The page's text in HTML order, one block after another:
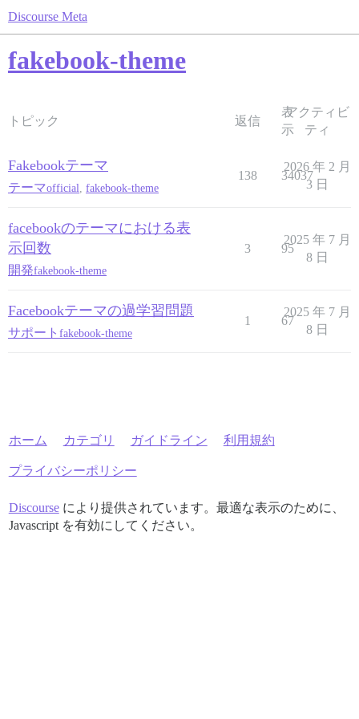
Discourse Meta
fakebook-theme
トピック 返信
表
示
アクティビ
ティ
Fakebookテーマ
テーマofficial fakebook-theme
138 34037
2026 年 2 月
3 日
facebookのテーマにおける表
示回数
開発fakebook-theme
3 95
2025 年 7 月
8 日
Facebookテーマの過学習問題
サポート fakebook-theme
1 67
2025 年 7 月
8 日
ホーム カテゴリ ガイドライン 利用規約
プライバシーポリシー
Discourseにより提供されています。最適な表示のために、
Javascript を有効にしてください。